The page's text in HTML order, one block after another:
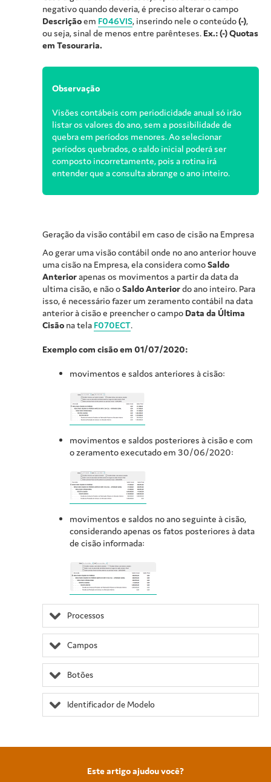
negativo quando deveria, é preciso alterar o campo
Descriçãoem F046VIS, inserindo nele o conteúdo(-),
ou seja, sinal de menos entre parênteses. Ex.: (-) Quotas
em Tesouraria.
Observação
Visões contábeis com periodicidade anual só irão
listar os valores do ano, sem a possibilidade de
quebra em períodos menores. Ao selecionar
períodos quebrados, o saldo inicial poderá ser
composto incorretamente, pois a rotina irá
entender que a consulta abrange o ano inteiro.
Geração da visão contábil em caso de cisão na Empresa
Ao gerar uma visão contábil onde no ano anterior houve
uma cisão na Empresa, ela considera comoSaldo
Anteriorapenas os movimentos a partir da data da
ultima cisão, e não oSaldo Anteriordo ano inteiro. Para
isso, é necessário fazer um zeramento contábil na data
anterior à cisão e preencher o campo Data da Última
Cisão na tela F070ECT.
Exemplo com cisão em 01/07/2020:
movimentos e saldos anteriores à cisão:
movimentos e saldos posteriores à cisão e com
o zeramento executado em 30/06/2020:
movimentos e saldos no ano seguinte à cisão,
considerando apenas os fatos posteriores à data
de cisão informada:
Processos
Campos
Botões
Identificador de Modelo
Este artigo ajudou você?